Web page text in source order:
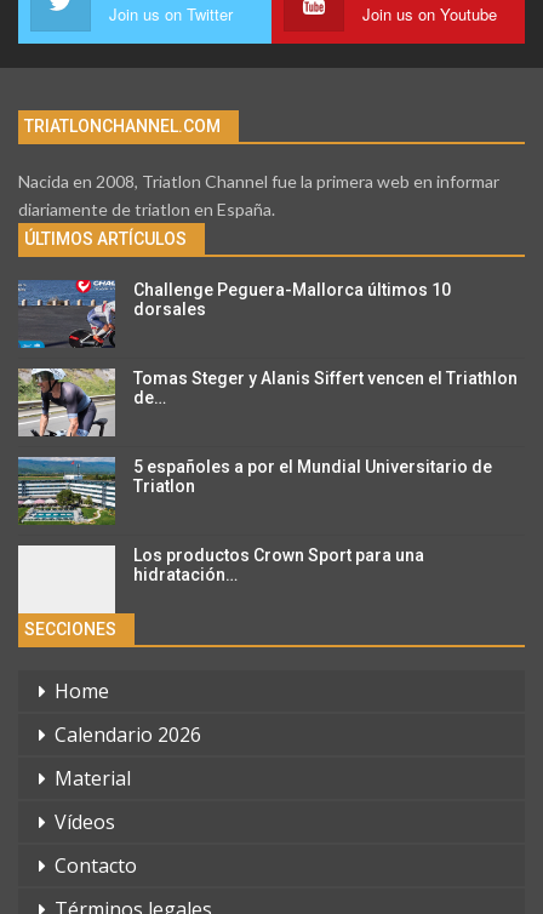
Join us on Twitter Join us on Youtube
TRIATLONCHANNEL.COM
Nacida en 2008, Triatlon Channel fue la primera web en informar
diariamente de triatlon en España.
ÚLTIMOS ARTÍCULOS
Challenge Peguera-Mallorca últimos 10
dorsales
Tomas Steger y Alanis Siffert vencen el Triathlon
de…
5 españoles a por el Mundial Universitario de
Triatlon
Los productos Crown Sport para una
hidratación…
SECCIONES
Home
Calendario 2026
Material
Vídeos
Contacto